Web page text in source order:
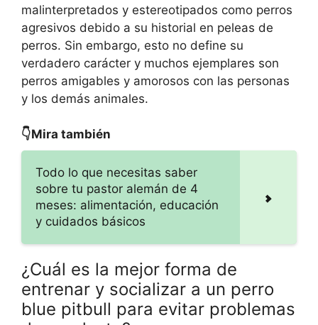
malinterpretados y estereotipados como perros
agresivos debido a su historial en peleas de
perros. Sin embargo, esto no define su
verdadero carácter y muchos ejemplares son
perros amigables y amorosos con las personas
y los demás animales.
👇Mira también
Todo lo que necesitas saber
sobre tu pastor alemán de 4
meses: alimentación, educación
y cuidados básicos
¿Cuál es la mejor forma de
entrenar y socializar a un perro
blue pitbull para evitar problemas